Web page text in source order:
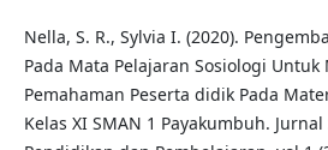
Nella, S. R., Sylvia I. (2020).
Pada Mata Pelajaran Sosiologi
Pemahaman Peserta didik Pada
Kelas XI SMAN 1 Payakumbuh.